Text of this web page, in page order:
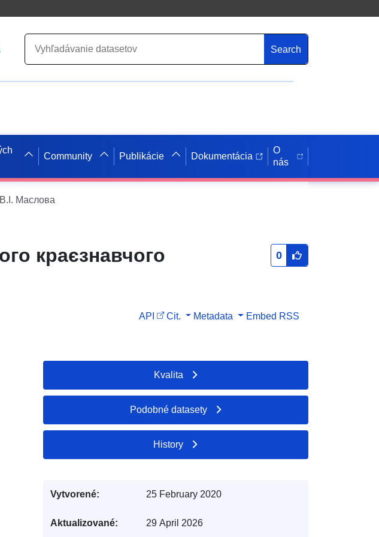
Search
Community Publikácie Dokumentácia
O
nás
Маслова
краєзнавчого
0
API Cit. Metadata Embed RSS
Kvalita
Podobné datasety
History
Vytvorené: 25 February 2020
Aktualizované: 29 April 2026